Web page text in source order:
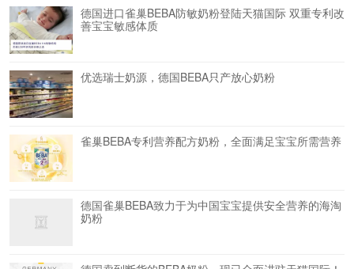
德国进口雀巢BEBA防敏奶粉登陆天猫国际 双重专利改
善宝宝敏感体质
优选瑞士奶源，德国BEBA只产放心奶粉
雀巢BEBA专利营养配方奶粉，全面满足宝宝所需营养
德国雀巢BEBA致力于为中国宝宝提供安全营养的海淘
奶粉